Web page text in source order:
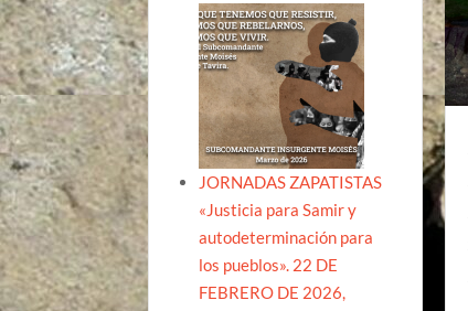
JORNADAS ZAPATISTAS
«Justicia para Samir y
autodeterminación para
los pueblos». 22 DE
FEBRERO DE 2026,